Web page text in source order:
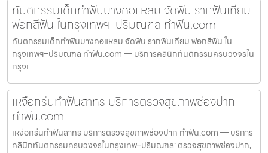
ทันตกรรมเด็กทำฟันบางคอแหลม จัดฟัน รากฟันเทียม
ฟอกสีฟัน ในกรุงเทพฯ–ปริมณฑล ทำฟัน.com
ทันตกรรมเด็กทำฟันบางคอแหลม จัดฟัน รากฟันเทียม ฟอกสีฟัน ใน
กรุงเทพฯ–ปริมณฑล ทำฟัน.com — บริการคลินิกทันตกรรมครบวงจรใน
กรุงเ
เหงือกร่นทำฟันสาทร บริการตรวจสุขภาพช่องปาก
ทำฟัน.com
เหงือกร่นทำฟันสาทร บริการตรวจสุขภาพช่องปาก ทำฟัน.com — บริการ
คลินิกทันตกรรมครบวงจรในกรุงเทพ–ปริมณฑล: ตรวจสุขภาพช่องปาก,